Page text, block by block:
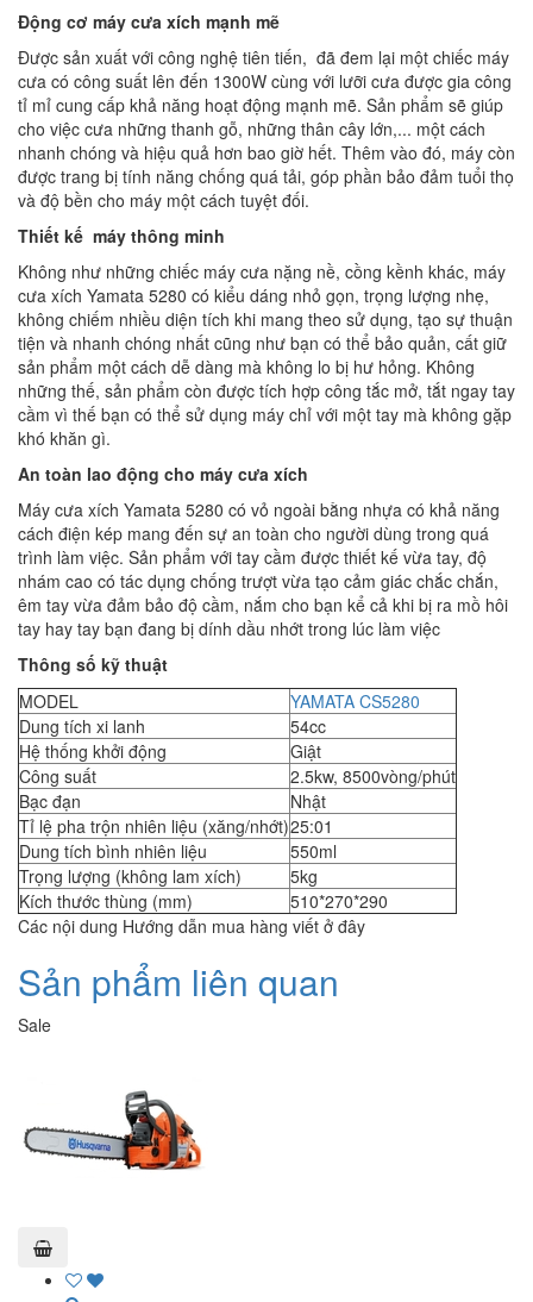
Động cơ máy cưa xích mạnh mẽ
Được sản xuất với công nghệ tiên tiến, đã đem lại một chiếc máy
cưa có công suất lên đến 1300W cùng với lưỡi cưa được gia công
tỉ mỉ cung cấp khả năng hoạt động mạnh mẽ. Sản phẩm sẽ giúp
cho việc cưa những thanh gỗ, những thân cây lớn,... một cách
nhanh chóng và hiệu quả hơn bao giờ hết. Thêm vào đó, máy còn
được trang bị tính năng chống quá tải, góp phần bảo đảm tuổi thọ
và độ bền cho máy một cách tuyệt đối.
Thiết kế máy thông minh
Không như những chiếc máy cưa nặng nề, cồng kềnh khác, máy
cưa xích Yamata 5280 có kiểu dáng nhỏ gọn, trọng lượng nhẹ,
không chiếm nhiều diện tích khi mang theo sử dụng, tạo sự thuận
tiện và nhanh chóng nhất cũng như bạn có thể bảo quản, cất giữ
sản phẩm một cách dễ dàng mà không lo bị hư hỏng. Không
những thế, sản phẩm còn được tích hợp công tắc mở, tắt ngay tay
cầm vì thế bạn có thể sử dụng máy chỉ với một tay mà không gặp
khó khăn gì.
An toàn lao động cho máy cưa xích
Máy cưa xích Yamata 5280 có vỏ ngoài bằng nhựa có khả năng
cách điện kép mang đến sự an toàn cho người dùng trong quá
trình làm việc. Sản phẩm với tay cầm được thiết kế vừa tay, độ
nhám cao có tác dụng chống trượt vừa tạo cảm giác chắc chắn,
êm tay vừa đảm bảo độ cầm, nắm cho bạn kể cả khi bị ra mồ hôi
tay hay tay bạn đang bị dính dầu nhớt trong lúc làm việc
Thông số kỹ thuật
MODEL
YAMATA CS5280
Dung tích xi lanh
54cc
Hệ thống khởi động
Giật
Công suất
2.5kw, 8500vòng/phút
Bạc đạn
Nhật
Tỉ lệ pha trộn nhiên liệu (xăng/nhớt)25:01
Dung tích bình nhiên liệu
550ml
Trọng lượng (không lam xích)
5kg
Kích thước thùng (mm)
510*270*290
Các nội dung Hướng dẫn mua hàng viết ở đây
Sản phẩm liên quan
Sale